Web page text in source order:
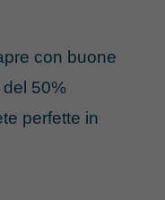
con buone
50%
perfette in